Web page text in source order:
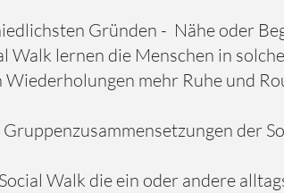
Gründen - Nähe oder
Walk lernen die Menschen in
mehr Ruhe und
der
Walk die ein oder andere